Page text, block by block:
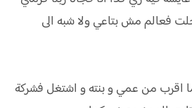
فعالم مش بتاعي ولا شبه الى
اقرب من عمي و بنته و اشتغل فشركة